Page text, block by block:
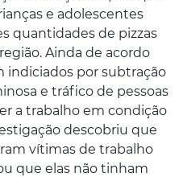
e adolescentes
quantidades de pizzas
Ainda de acordo
indiciados por subtração
e tráfico de pessoas
a trabalho em condição
descobriu que
vítimas de trabalho
que elas não tinham